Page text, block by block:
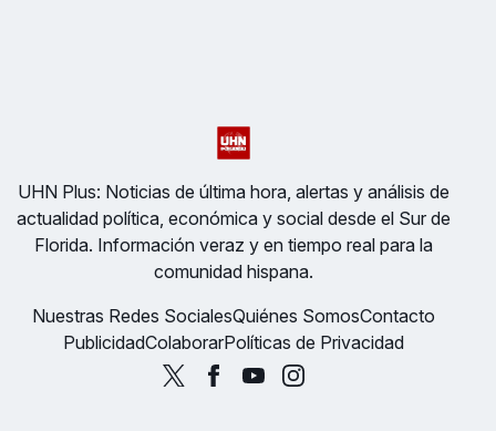
UHN Plus: Noticias de última hora, alertas y análisis de
actualidad política, económica y social desde el Sur de
Florida. Información veraz y en tiempo real para la
comunidad hispana.
Nuestras Redes SocialesQuiénes SomosContacto
PublicidadColaborarPolíticas de Privacidad